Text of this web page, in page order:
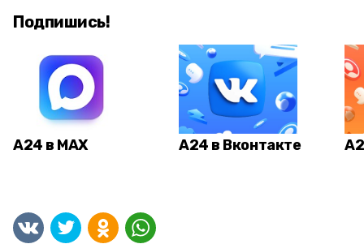
Подпишись!
А24 в MAX А24 в Вконтакте